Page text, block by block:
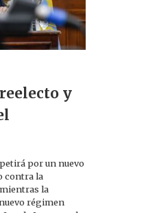
y
por un nuevo
contra la
la
régimen